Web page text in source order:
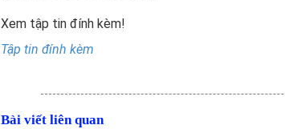
Xem tập tin đính kèm!
Tập tin đính kèm
Bài viết liên quan